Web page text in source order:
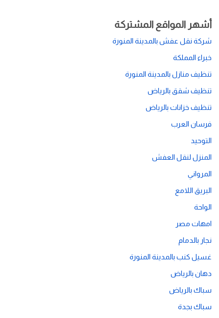
أشهر المواقع المشتركة
شركة نقل عفش بالمدينة المنورة
خبراء المملكة
تنظيف منازل بالمدينة المنورة
تنظيف شقق بالرياض
تنظيف خزانات بالرياض
فرسان العرب
التوحيد
المنزل لنقل العفش
المرواني
البريق اللامع
الواحة
امهات مصر
نجار بالدمام
غسيل كنب بالمدينة المنورة
دهان بالرياض
سباك بالرياض
سباك بجدة